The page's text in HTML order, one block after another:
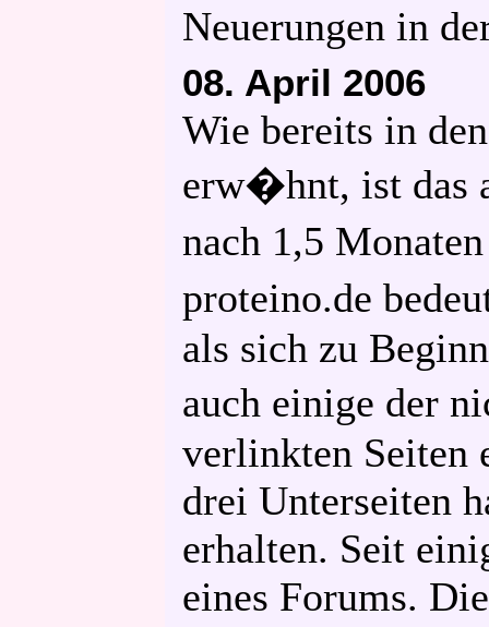
Neuerungen in
08. April 2006
Wie bereits in
erw�hnt, ist das
nach 1,5
proteino.de
als sich zu
auch einige der
verlinkten Seiten
drei Unterseiten
erhalten. Seit
eines Forums.